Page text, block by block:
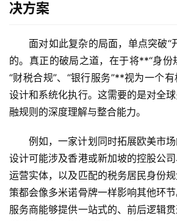
决方案
面对如此复杂的局面，单点突破“
的。真正的破局之道，在于将**“身份
“财税合规”、“银行服务”**视为一个
设计和系统化执行。这需要的是对全
融规则的深度理解与整合能力。
例如，一家计划同时拓展欧美市
设计可能涉及香港或新加坡的控股公
运营实体，以及匹配的税务居民身份
策都会像多米诺骨牌一样影响其他环
服务商能够提供一站式的、前后逻辑